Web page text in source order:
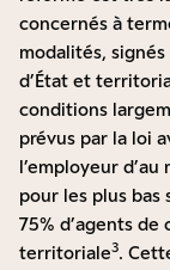
concernés à
modalités,
d’État et
conditions
prévus par la loi
l’employeur
pour les plus
75% d’agents
territoriale3.